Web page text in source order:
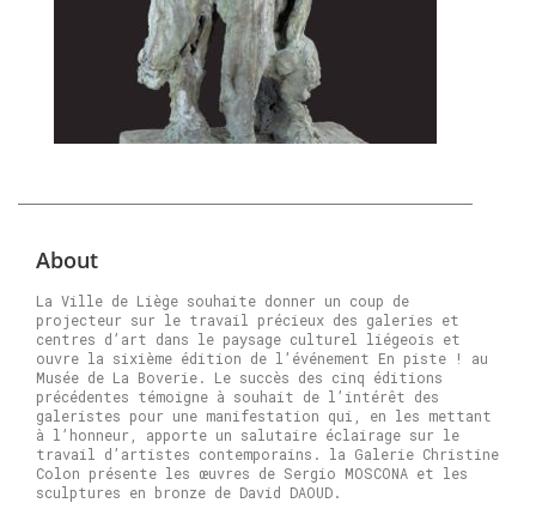
About
La Ville de Liège souhaite donner un coup de
projecteur sur le travail précieux des galeries et
centres d’art dans le paysage culturel liégeois et
ouvre la sixième édition de l’événement En piste ! au
Musée de La Boverie. Le succès des cinq éditions
précédentes témoigne à souhait de l’intérêt des
galeristes pour une manifestation qui, en les mettant
à l’honneur, apporte un salutaire éclairage sur le
travail d’artistes contemporains. la Galerie Christine
Colon présente les œuvres de Sergio MOSCONA et les
sculptures en bronze de David DAOUD.